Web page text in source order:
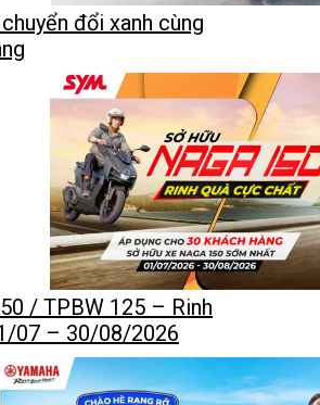
đổi xanh cùng
/ TPBW 125 – Rinh
07 – 30/08/2026